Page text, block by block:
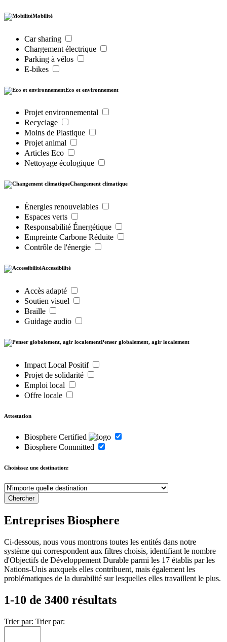
Mobilité
Car sharing
Chargement électrique
Parking à vélos
E-bikes
Eco et environnement
Projet environnemental
Recyclage
Moins de Plastique
Projet animal
Articles Eco
Nettoyage écologique
Changement climatique
Énergies renouvelables
Espaces verts
Responsabilité Énergétique
Empreinte Carbone Réduite
Contrôle de l'énergie
Accessibilité
Accès adapté
Soutien visuel
Braille
Guidage audio
Penser globalement, agir localement
Impact Local Positif
Projet de solidarité
Emploi local
Offre locale
Attestation
Biosphere Certified
Biosphere Committed
Choisissez une destination:
Entreprises Biosphere
Ci-dessous, nous vous montrons toutes les entités dans notre
système qui correspondent aux filtres choisis, identifiant le nombre
d'Objectifs de Développement Durable parmi les 17 établis par les
Nations-Unis auxquels elles contribuent, mais également les
problématiques de la durabilité sur lesquelles elles travaillent le plus.
1-10 de 3400 résultats
Trier par: Trier par: